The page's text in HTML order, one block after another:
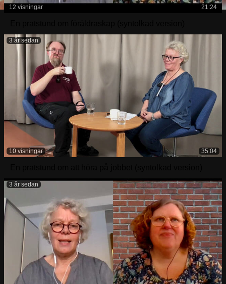
21:24
12 visningar
35:04
10 visningar
3 år sedan
3 år sedan